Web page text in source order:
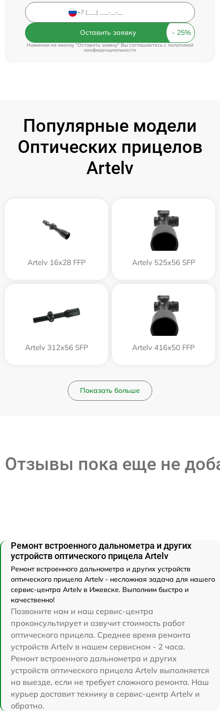
Оставить заявку
Нажимая на кнопку "Оставить заявку" Вы соглашаетесь cполитикой
конфиденциальности
Популярные модели
Оптических прицелов
Artelv
Artelv 16x28 FFP Artelv 525x56 SFP
Artelv 312x56 SFP Artelv 416x50 FFP
Показать больше
Отзывы пока еще не
Ремонт встроенного дальнометра и других
устройств оптического прицела Artelv
Ремонт встроенного дальнометра и других устройств
оптического прицела Artelv - несложная задача для нашего
сервис-центра Artelv в Ижевске. Выполним быстро и
качественно!
Позвоните нам и наш сервис-центра
проконсультирует и озвучит стоимость работ
оптического прицела. Среднее время ремонта
устройств Artelv в нашем сервисном - 2 часа.
Ремонт встроенного дальнометра и других
устройств оптического прицела Artelv выполняется
на выезде, если не требует сложного ремонта. Наш
курьер доставит технику в сервис-центр Artelv и
обратно.